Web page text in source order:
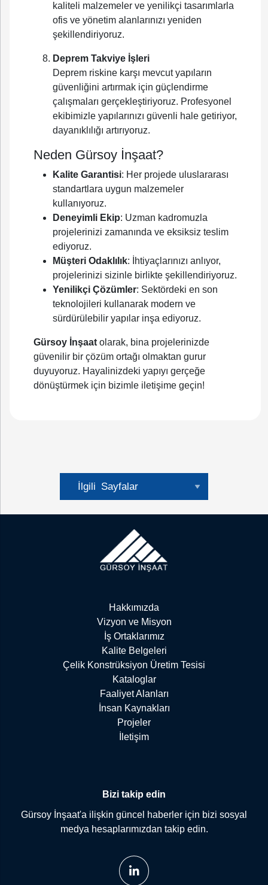
kaliteli malzemeler ve yenilikçi tasarımlarla
ofis ve yönetim alanlarınızı yeniden
şekillendiriyoruz.
Deprem Takviye İşleri
Deprem riskine karşı mevcut yapıların
güvenliğini artırmak için güçlendirme
çalışmaları gerçekleştiriyoruz. Profesyonel
ekibimizle yapılarınızı güvenli hale getiriyor,
dayanıklılığı artırıyoruz.
Neden Gürsoy İnşaat?
Kalite Garantisi: Her projede uluslararası
standartlara uygun malzemeler
kullanıyoruz.
Deneyimli Ekip: Uzman kadromuzla
projelerinizi zamanında ve eksiksiz teslim
ediyoruz.
Müşteri Odaklılık: İhtiyaçlarınızı anlıyor,
projelerinizi sizinle birlikte şekillendiriyoruz.
Yenilikçi Çözümler: Sektördeki en son
teknolojileri kullanarak modern ve
sürdürülebilir yapılar inşa ediyoruz.
Gürsoy İnşaat olarak, bina projelerinizde
güvenilir bir çözüm ortağı olmaktan gurur
duyuyoruz. Hayalinizdeki yapıyı gerçeğe
dönüştürmek için bizimle iletişime geçin!
İlgili Sayfalar
Mühendislik Yapıları
Restorasyon ve Dekorasyon
Hakkımızda
Vizyon ve Misyon
İş Ortaklarımız
Kalite Belgeleri
Çelik Konstrüksiyon Üretim Tesisi
Kataloglar
Faaliyet Alanları
İnsan Kaynakları
Projeler
İletişim
Bizi takip edin
Gürsoy İnşaat'a ilişkin güncel haberler için bizi sosyal
medya hesaplarımızdan takip edin.